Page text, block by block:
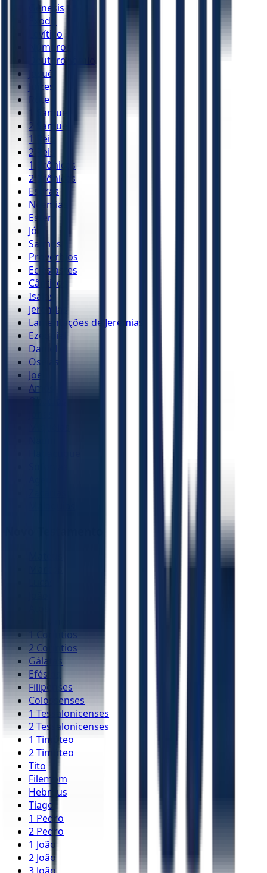
Gênesis
Êxodo
Levítico
Números
Deuteronômio
Josué
Juízes
Rute
1 Samuel
2 Samuel
1 Reis
2 Reis
1 Crônicas
2 Crônicas
Esdras
Neemias
Ester
Jó
Salmos
Provérbios
Eclesiastes
Cânticos
Isaías
Jeremias
Lamentações de Jeremias
Ezequiel
Daniel
Oséias
Joel
Amós
1 Coríntios
2 Coríntios
Gálatas
Efésios
Filipenses
Colossenses
1 Tessalonicenses
2 Tessalonicenses
1 Timóteo
2 Timóteo
Tito
Filemom
Hebreus
Tiago
1 Pedro
2 Pedro
1 João
2 João